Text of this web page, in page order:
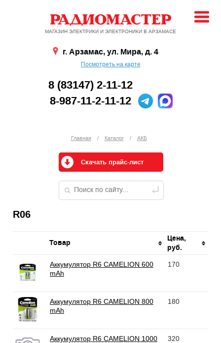
МАГАЗИН ЭЛЕКТРИКИ И ЭЛЕКТРОНИКИ В АРЗАМАСЕ
г. Арзамас, ул. Мира, д. 4
Посмотреть на карте
8 (83147) 2-11-12
8-987-11-2-11-12
Главная / Каталог / АКБ
Скачать прайс-лист
R06
Товар
Цена,
руб.
Аккумулятор R6 CAMELION 600
mAh
170
Аккумулятор R6 CAMELION 800
mAh
180
Аккумулятор R6 CAMELION 1000
320